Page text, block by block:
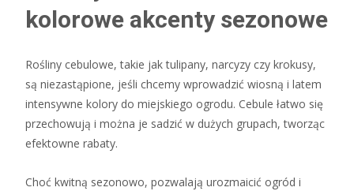
kolorowe akcenty sezonowe
Rośliny cebulowe, takie jak tulipany, narcyzy czy krokusy,
są niezastąpione, jeśli chcemy wprowadzić wiosną i latem
intensywne kolory do miejskiego ogrodu. Cebule łatwo się
przechowują i można je sadzić w dużych grupach, tworząc
efektowne rabaty.
Choć kwitną sezonowo, pozwalają urozmaicić ogród i